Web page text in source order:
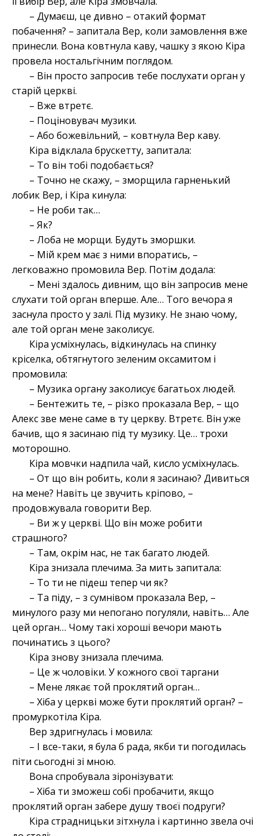
– Думаєш, це дивно – отакий формат
побачення? – запитала Вер, коли замовлення вже
принесли. Вона ковтнула каву, чашку з якою Кіра
провела ностальгічним поглядом.
– Він просто запросив тебе послухати орган у
старій церкві.
– Вже втретє.
– Поціновувач музики.
– Або божевільний, – ковтнула Вер каву.
Кіра відклала брускетту, запитала:
– То він тобі подобається?
– Точно не скажу, – зморщила гарненький
лобик Вер, і Кіра кинула:
– Не роби так…
– Як?
– Лоба не морщи. Будуть зморшки.
– Мій крем має з ними впоратись, –
легковажно промовила Вер. Потім додала:
– Мені здалось дивним, що він запросив мене
слухати той орган вперше. Але… Того вечора я
заснула просто у залі. Під музику. Не знаю чому,
але той орган мене заколисує.
Кіра усміхнулась, відкинулась на спинку
кріселка, обтягнутого зеленим оксамитом і
промовила:
– Музика органу заколисує багатьох людей.
– Бентежить те, – різко проказала Вер, – що
Алекс зве мене саме в ту церкву. Втретє. Він уже
бачив, що я засинаю під ту музику. Це… трохи
моторошно.
Кіра мовчки надпила чай, кисло усміхнулась.
– От що він робить, коли я засинаю? Дивиться
на мене? Навіть це звучить кріпово, –
продовжувала говорити Вер.
– Ви ж у церкві. Що він може робити
страшного?
– Там, окрім нас, не так багато людей.
Кіра знизала плечима. За мить запитала:
– То ти не підеш тепер чи як?
– Та піду, – з сумнівом проказала Вер, –
минулого разу ми непогано погуляли, навіть… Але
цей орган… Чому такі хороші вечори мають
починатись з цього?
Кіра знову знизала плечима.
– Це ж чоловіки. У кожного свої таргани
– Мене лякає той проклятий орган…
– Хіба у церкві може бути проклятий орган? –
промуркотіла Кіра.
Вер здригнулась і мовила:
– І все-таки, я була б рада, якби ти погодилась
піти сьогодні зі мною.
Вона спробувала зіронізувати:
– Хіба ти зможеш собі пробачити, якщо
проклятий орган забере душу твоєї подруги?
Кіра страдницьки зітхнула і картинно звела очі